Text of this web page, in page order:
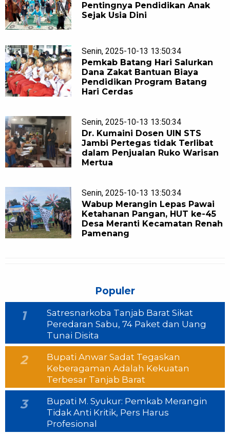
Pentingnya Pendidikan Anak
Sejak Usia Dini
Senin, 2025-10-13 13:50:34
Pemkab Batang Hari Salurkan
Dana Zakat Bantuan Biaya
Pendidikan Program Batang
Hari Cerdas
Senin, 2025-10-13 13:50:34
Dr. Kumaini Dosen UIN STS
Jambi Pertegas tidak Terlibat
dalam Penjualan Ruko Warisan
Mertua
Senin, 2025-10-13 13:50:34
Wabup Merangin Lepas Pawai
Ketahanan Pangan, HUT ke-45
Desa Meranti Kecamatan Renah
Pamenang
Populer
1
Satresnarkoba Tanjab Barat Sikat
Peredaran Sabu, 74 Paket dan Uang
Tunai Disita
2
Bupati Anwar Sadat Tegaskan
Keberagaman Adalah Kekuatan
Terbesar Tanjab Barat
3
Bupati M. Syukur: Pemkab Merangin
Tidak Anti Kritik, Pers Harus
Profesional